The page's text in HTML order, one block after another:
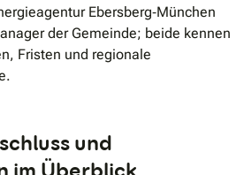
Ebersberg‐München
der Gemeinde; beide kennen
Fristen und regionale
und